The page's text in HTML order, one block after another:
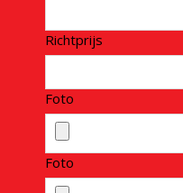
Richtprijs
Foto
Foto